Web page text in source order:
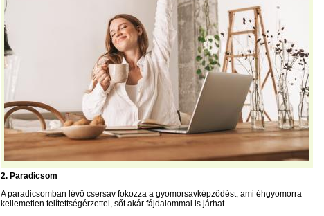
2. Paradicsom
A paradicsomban lévő csersav fokozza a gyomorsavképződést, ami éhgyomorra
kellemetlen telítettségérzettel, sőt akár fájdalommal is járhat.